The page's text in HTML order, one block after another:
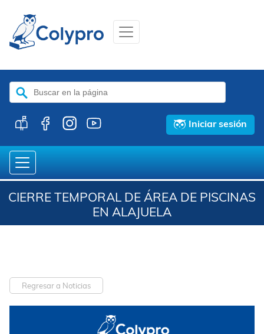
Buscar:
Iniciar sesión
CIERRE TEMPORAL DE ÁREA DE PISCINAS
EN ALAJUELA
Regresar a Noticias